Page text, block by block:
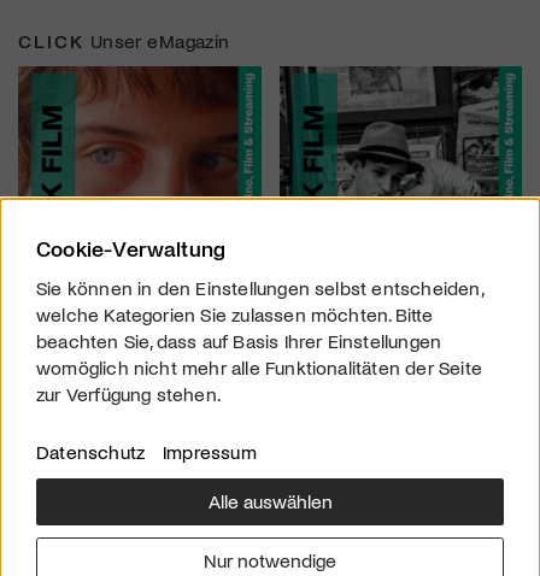
CLICK Unser eMagazin
Über uns
Downloads
Werben
Impressum
Cookie-Verwaltung
Sie können in den Einstellungen selbst entscheiden,
welche Kategorien Sie zulassen möchten. Bitte
beachten Sie, dass auf Basis Ihrer Einstellungen
womöglich nicht mehr alle Funktionalitäten der Seite
zur Verfügung stehen.
Datenschutz Impressum
Alle auswählen
Nur notwendige